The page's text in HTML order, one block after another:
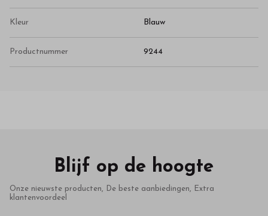
Kleur Blauw
Productnummer 9244
Blijf op de hoogte
Onze nieuwste producten, De beste aanbiedingen, Extra
klantenvoordeel